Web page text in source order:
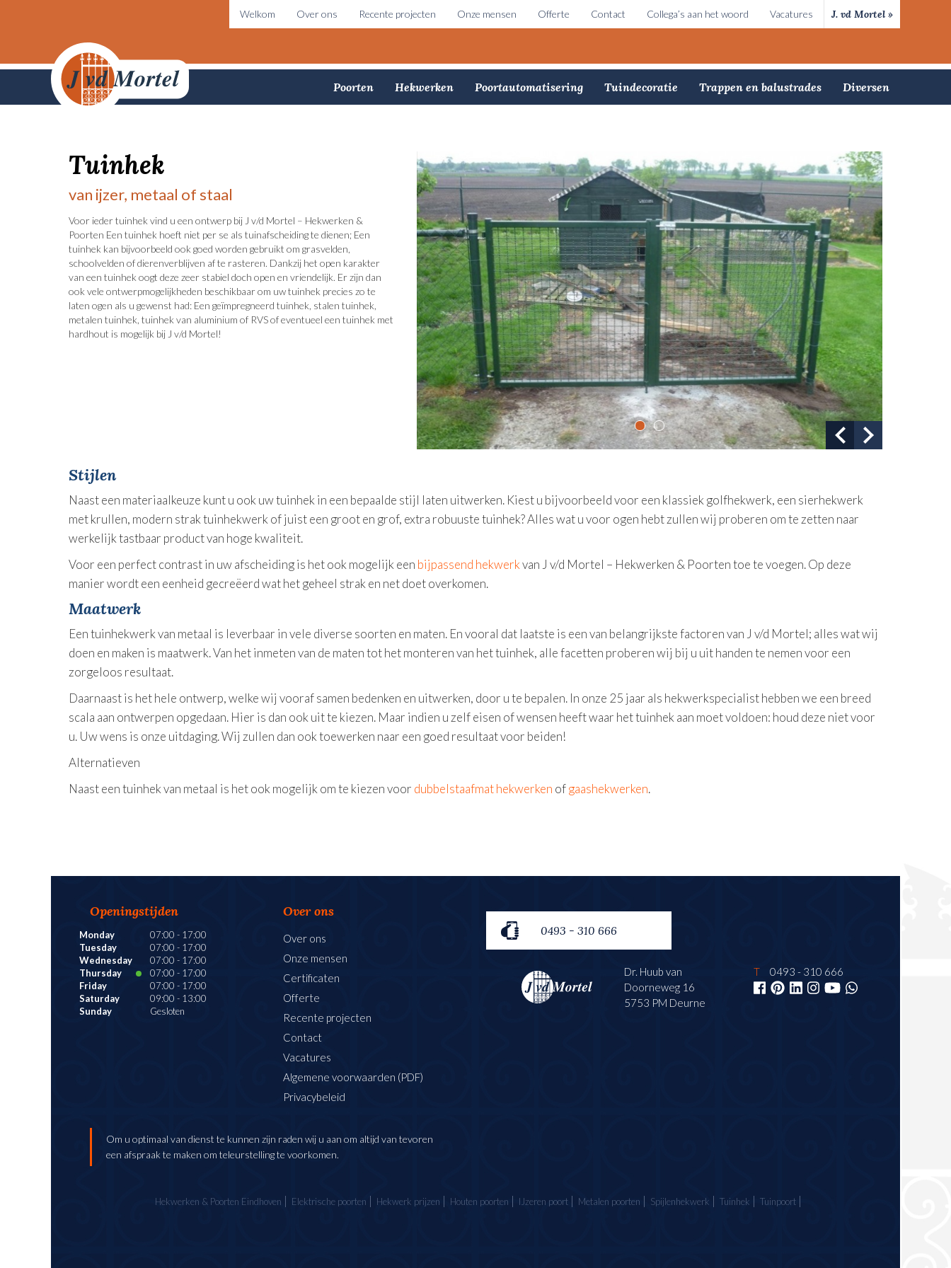
J. vd Mortel »
Welkom Over ons Recente projecten Onze mensen Offerte Contact Collega’s aan het woord Vacatures
Poorten Hekwerken Poortautomatisering Tuindecoratie Trappen en balustrades Diversen
Tuinhek
van ijzer, metaal of staal
Voor ieder tuinhek vind u een ontwerp bij J v/d Mortel – Hekwerken &
Poorten Een tuinhek hoeft niet per se als tuinafscheiding te dienen; Een
tuinhek kan bijvoorbeeld ook goed worden gebruikt om grasvelden,
schoolvelden of dierenverblijven af te rasteren. Dankzij het open karakter
van een tuinhek oogt deze zeer stabiel doch open en vriendelijk. Er zijn dan
ook vele ontwerpmogelijkheden beschikbaar om uw tuinhek precies zo te
laten ogen als u gewenst had: Een geïmpregneerd tuinhek, stalen tuinhek,
metalen tuinhek, tuinhek van aluminium of RVS of eventueel een tuinhek met
hardhout is mogelijk bij J v/d Mortel!
Stijlen
Naast een materiaalkeuze kunt u ook uw tuinhek in een bepaalde stijl laten uitwerken. Kiest u bijvoorbeeld voor een klassiek golfhekwerk, een sierhekwerk
met krullen, modern strak tuinhekwerk of juist een groot en grof, extra robuuste tuinhek? Alles wat u voor ogen hebt zullen wij proberen om te zetten naar
werkelijk tastbaar product van hoge kwaliteit.
Voor een perfect contrast in uw afscheiding is het ook mogelijk een bijpassend hekwerkvan J v/d Mortel – Hekwerken & Poorten toe te voegen. Op deze
manier wordt een eenheid gecreëerd wat het geheel strak en net doet overkomen.
Maatwerk
Een tuinhekwerk van metaal is leverbaar in vele diverse soorten en maten. En vooral dat laatste is een van belangrijkste factoren van J v/d Mortel; alles wat wij
doen en maken is maatwerk. Van het inmeten van de maten tot het monteren van het tuinhek, alle facetten proberen wij bij u uit handen te nemen voor een
zorgeloos resultaat.
Daarnaast is het hele ontwerp, welke wij vooraf samen bedenken en uitwerken, door u te bepalen. In onze 25 jaar als hekwerkspecialist hebben we een breed
scala aan ontwerpen opgedaan. Hier is dan ook uit te kiezen. Maar indien u zelf eisen of wensen heeft waar het tuinhek aan moet voldoen: houd deze niet voor
u. Uw wens is onze uitdaging. Wij zullen dan ook toewerken naar een goed resultaat voor beiden!
Alternatieven
Naast een tuinhek van metaal is het ook mogelijk om te kiezen voor dubbelstaafmat hekwerken ofgaashekwerken.
Openingstijden
Monday 07:00 - 17:00
Tuesday
07:00 - 17:00
Wednesday
07:00 - 17:00
Thursday
07:00 - 17:00
Friday
07:00 - 17:00
Saturday
09:00 - 13:00
Sunday
Gesloten
Over ons
Over ons
Onze mensen
Certificaten
Offerte
Recente projecten
Contact
Vacatures
Algemene voorwaarden (PDF)
Privacybeleid
Om u optimaal van dienst te kunnen zijn raden wij u aan om altijd van tevoren
een afspraak te maken om teleurstelling te voorkomen.
0493 - 310 666
Dr. Huub van
Doorneweg 16
5753 PM Deurne
T 0493 - 310 666
Hekwerken & Poorten Eindhoven Elektrische poorten Hekwerk prijzen Houten poorten IJzeren poort Metalen poorten Spijlenhekwerk Tuinhek Tuinpoort